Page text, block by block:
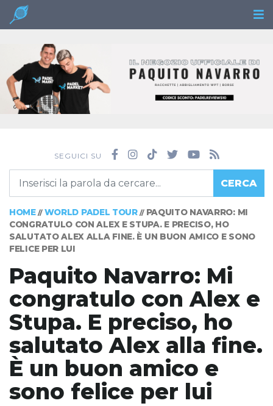
SEGUICI SU
CERCA
HOME// WORLD PADEL TOUR// PAQUITO NAVARRO: MI
CONGRATULO CON ALEX E STUPA. E PRECISO, HO
SALUTATO ALEX ALLA FINE. È UN BUON AMICO E SONO
FELICE PER LUI
Paquito Navarro: Mi
congratulo con Alex e
Stupa. E preciso, ho
salutato Alex alla fine.
È un buon amico e
sono felice per lui